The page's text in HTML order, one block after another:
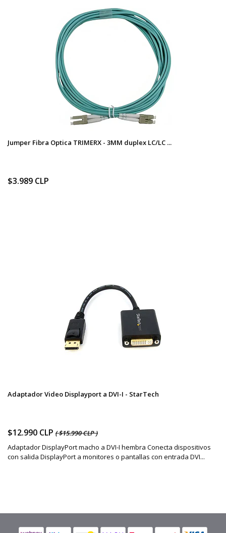
Jumper Fibra Optica TRIMERX - 3MM duplex LC/LC ...
$3.989 CLP
Adaptador Video Displayport a DVI-I - StarTech
$12.990 CLP ( $15.990 CLP )
Adaptador DisplayPort macho a DVI-I hembra Conecta dispositivos
con salida DisplayPort a monitores o pantallas con entrada DVI...